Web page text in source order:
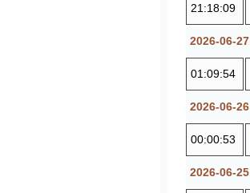
21:18:09
2026-06-27
01:09:54
2026-06-26
00:00:53
2026-06-25